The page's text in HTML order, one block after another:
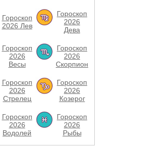
Гороскоп
2026 Лев
Гороскоп
2026
Дева
Гороскоп
2026
Весы
Гороскоп
2026
Скорпион
Гороскоп
2026
Стрелец
Гороскоп
2026
Козерог
Гороскоп
2026
Водолей
Гороскоп
2026
Рыбы